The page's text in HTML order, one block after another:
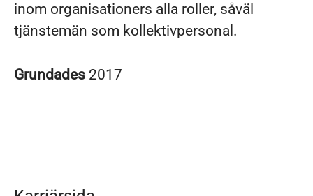
inom organisationers alla roller, såväl
tjänstemän som kollektivpersonal.
Grundades 2017